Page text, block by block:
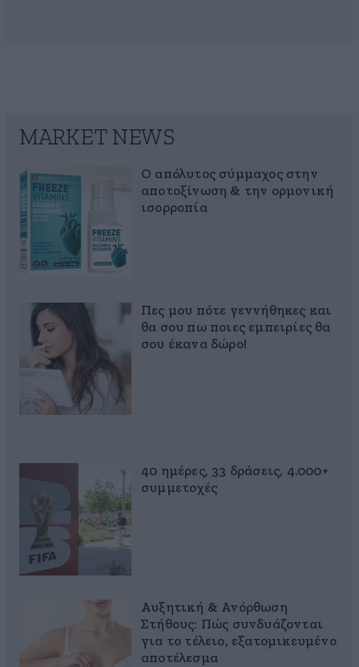
MARKET NEWS
Ο απόλυτος σύμμαχος στην
αποτοξίνωση & την ορμονική
ισορροπία
Πες μου πότε γεννήθηκες και
θα σου πω ποιες εμπειρίες θα
σου έκανα δώρο!
40 ημέρες, 33 δράσεις, 4.000+
συμμετοχές
Αυξητική & Ανόρθωση
Στήθους: Πώς συνδυάζονται
για το τέλειο, εξατομικευμένο
αποτέλεσμα